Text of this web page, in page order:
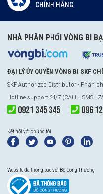
CHÍNH HÃNG
NHÀ PHÂN PHỐI VÒNG BI
ĐẠI LÝ ỦY QUYỀN VÒNG BI SKF
SKF Authorized Distributor - Phân
Hotline support 24/7 (CALL - SMS -
0921 345 345 096
Kết nối với chúng tôi
Website đã thông báo với Bộ Công Thương